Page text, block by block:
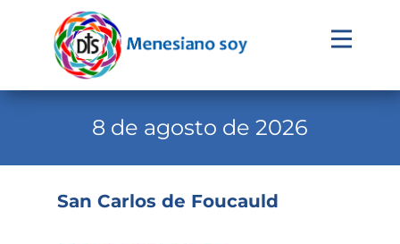
Evangelio
8 de agosto de 2026
San Carlos de Foucauld